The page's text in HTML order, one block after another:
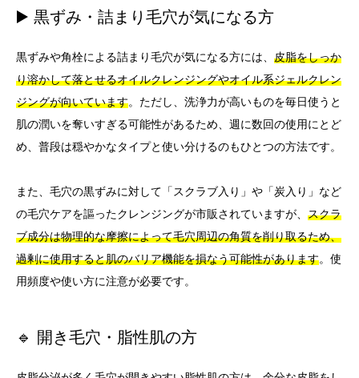
▶️ 黒ずみ・詰まり毛穴が気になる方
黒ずみや角栓による詰まり毛穴が気になる方には、 皮脂をしっか
り溶かして落とせるオイルクレンジングやオイル系ジェルクレン
ジングが向いています。ただし、洗浄力が高いものを毎日使うと
肌の潤いを奪いすぎる可能性があるため、週に数回の使用にとど
め、普段は穏やかなタイプと使い分けるのもひとつの方法です。
また、毛穴の黒ずみに対して「スクラブ入り」や「炭入り」など
の毛穴ケアを謳ったクレンジングが市販されていますが、 スクラ
ブ成分は物理的な摩擦によって毛穴周辺の角質を削り取るため、
過剰に使用すると肌のバリア機能を損なう可能性があります。使
用頻度や使い方に注意が必要です。
🔹 開き毛穴・脂性肌の方